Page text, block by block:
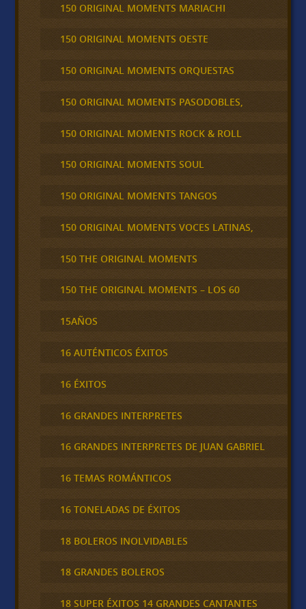
150 ORIGINAL MOMENTS MARIACHI
150 ORIGINAL MOMENTS OESTE
150 ORIGINAL MOMENTS ORQUESTAS
150 ORIGINAL MOMENTS PASODOBLES,
150 ORIGINAL MOMENTS ROCK & ROLL
150 ORIGINAL MOMENTS SOUL
150 ORIGINAL MOMENTS TANGOS
150 ORIGINAL MOMENTS VOCES LATINAS,
150 THE ORIGINAL MOMENTS
150 THE ORIGINAL MOMENTS – LOS 60
15AÑOS
16 AUTÉNTICOS ÉXITOS
16 ÉXITOS
16 GRANDES INTERPRETES
16 GRANDES INTERPRETES DE JUAN GABRIEL
16 TEMAS ROMÁNTICOS
16 TONELADAS DE ÉXITOS
18 BOLEROS INOLVIDABLES
18 GRANDES BOLEROS
18 SUPER ÉXITOS 14 GRANDES CANTANTES